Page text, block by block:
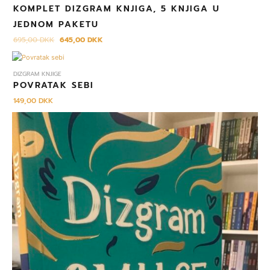
KOMPLET DIZGRAM KNJIGA, 5 KNJIGA U
JEDNOM PAKETU
695,00DKK 645,00DKK
DIZGRAM KNJIGE
POVRATAK SEBI
149,00DKK